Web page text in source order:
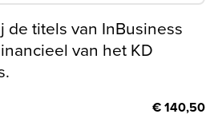
titels van InBusiness
van het KD
€ 140,50